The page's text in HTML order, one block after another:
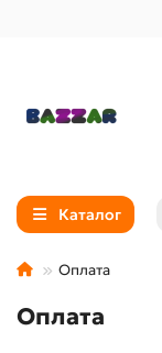
Каталог
Оплата
Оплата